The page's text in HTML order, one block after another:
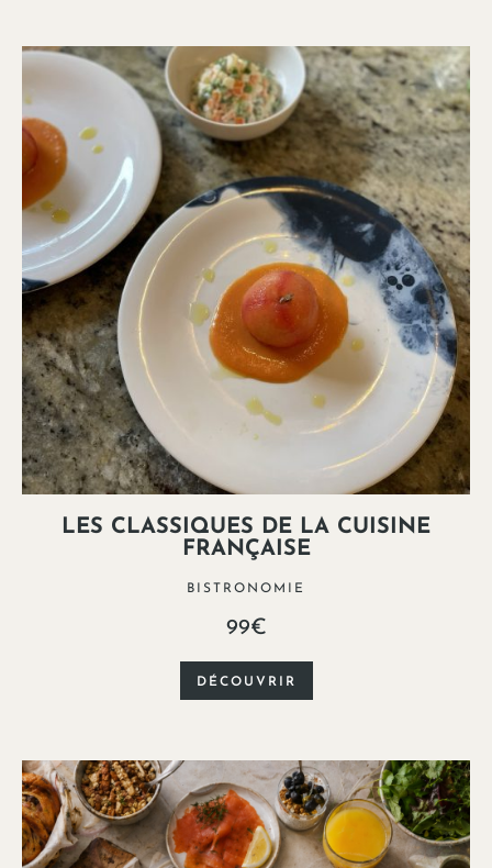
LES CLASSIQUES DE LA CUISINE
FRANÇAISE
BISTRONOMIE
99€
DÉCOUVRIR